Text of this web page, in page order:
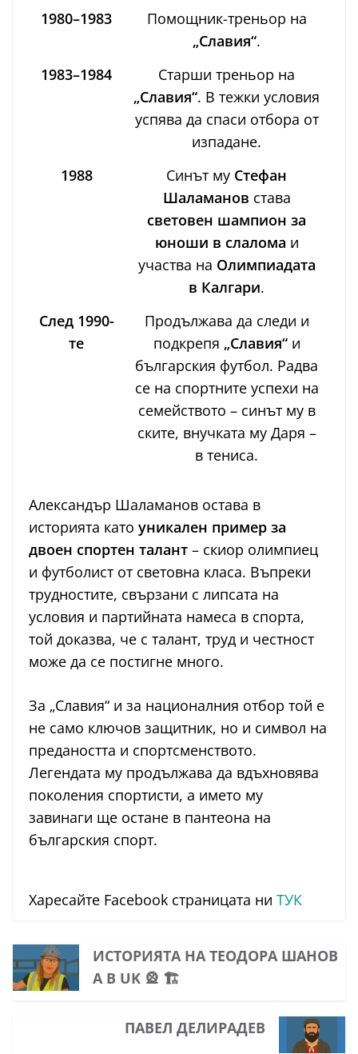
1980–1983
Помощник-треньор на
„Славия“.
1983–1984
Старши треньор на
„Славия“. В тежки условия
успява да спаси отбора от
изпадане.
1988
Синът му Стефан
Шаламанов става
световен шампион за
юноши в слалома и
участва на Олимпиадата
в Калгари.
След 1990-
те
Продължава да следи и
подкрепя „Славия“и
българския футбол. Радва
се на спортните успехи на
семейството – синът му в
ските, внучката му Даря –
в тениса.
Александър Шаламанов остава в
историята като уникален пример за
двоен спортен талант – скиор олимпиец
и футболист от световна класа. Въпреки
трудностите, свързани с липсата на
условия и партийната намеса в спорта,
той доказва, че с талант, труд и честност
може да се постигне много.
За „Славия“ и за националния отбор той е
не само ключов защитник, но и символ на
предаността и спортсменството.
Легендата му продължава да вдъхновява
поколения спортисти, а името му
завинаги ще остане в пантеона на
българския спорт.
Харесайте Facebook страницата ни ТУК
ИСТОРИЯТА НА ТЕОДОРА ШАНОВ
А В UK 🎡 🏗️
ПАВЕЛ ДЕЛИРАДЕВ